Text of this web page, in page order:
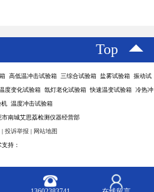
Top
高低温冲击试验箱 三综合试验箱 盐雾试验箱 振动试
度变化试验箱 氙灯老化试验箱 快速温变试验箱 冷热冲
机 温度冲击试验箱
市南城艾思荔检测仪器经营部
| 投诉举报 | 网站地图
持：